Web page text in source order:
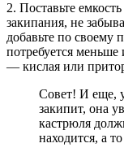
2. Поставьте
закипания, не
добавьте по своему
потребуется меньше
— кислая или
Совет! И еще,
закипит, она
кастрюля
находится, а